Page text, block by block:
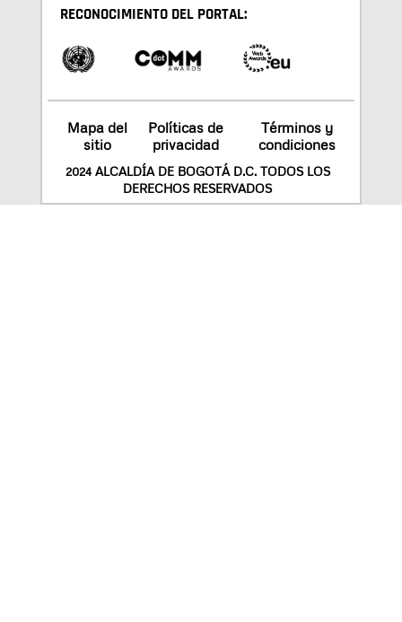
RECONOCIMIENTO DEL PORTAL:
Mapa del
sitio
Políticas de
privacidad
Términos y
condiciones
2024 ALCALDÍA DE BOGOTÁ D.C. TODOS LOS
DERECHOS RESERVADOS